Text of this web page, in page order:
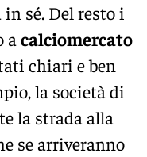
sé. Del resto i
a calciomercato
chiari e ben
la società di
la strada alla
se arriveranno